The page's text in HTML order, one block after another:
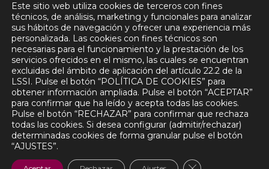
Centro de Andalucía. Lucena,
Córdoba
Aviso Legal
Política de Privacidad
Política de Cookies
Copyright © 2026 MIRIAN ROMERO | Powered by MIRIAN
ROMERO
Este sitio web utiliza cookies de terceros con fines
técnicos, de análisis, marketing y funcionales para analizar
sus hábitos de navegación y ofrecer una experiencia más
personalizada. Las cookies con fines técnicos son
necesarias para el funcionamiento y la prestación de los
servicios ofrecidos en el mismo, las cuales se encuentran
excluidas del ámbito de aplicación del artículo 22.2 de la
LSSI. Pulse el botón “POLÍTICA DE COOKIES” para
obtener información ampliada. Pulse el botón “ACEPTAR”
para confirmar que ha leído y acepta todas las cookies.
Pulse el botón “RECHAZAR” para confirmar que rechaza
todas las cookies. Si desea configurar (admitir/rechazar)
determinadas cookies de forma granular pulse el botón
“AJUSTES”.
CERRAR EL